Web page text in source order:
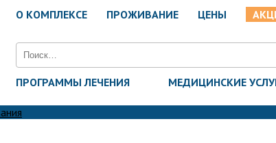
О КОМПЛЕКСЕ ПРОЖИВАНИЕ ЦЕНЫ
Найти:
ПРОГРАММЫ ЛЕЧЕНИЯ МЕДИЦИНСКИЕ